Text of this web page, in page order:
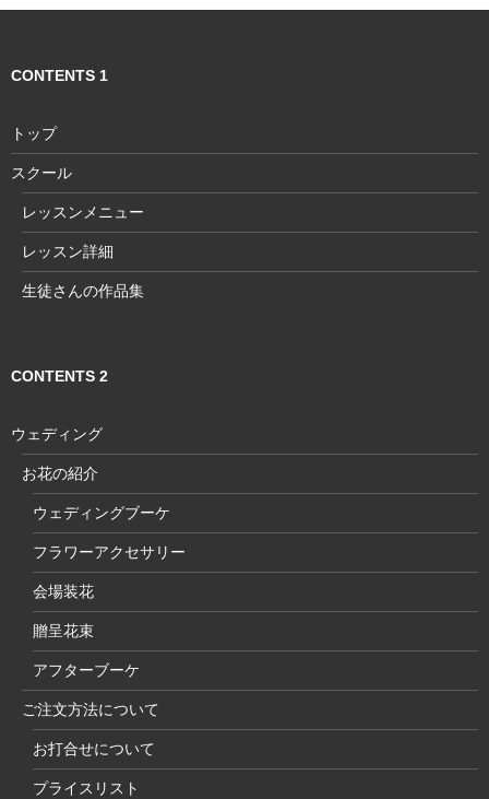
ョ
CONTENTS 1
トップ
スクール
レッスンメニュー
レッスン詳細
生徒さんの作品集
CONTENTS 2
ウェディング
お花の紹介
ウェディングブーケ
フラワーアクセサリー
会場装花
贈呈花束
アフターブーケ
ご注文方法について
お打合せについて
プライスリスト